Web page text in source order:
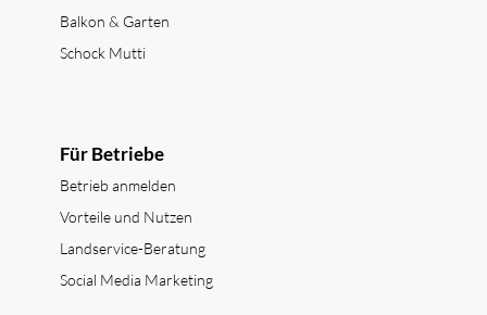
Balkon & Garten
Schock Mutti
Für Betriebe
Betrieb anmelden
Vorteile und Nutzen
Landservice-Beratung
Social Media Marketing